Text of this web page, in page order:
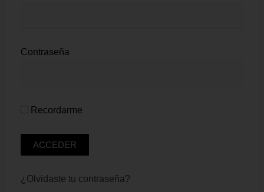
Contraseña
Recordarme
¿Olvidaste tu contraseña?